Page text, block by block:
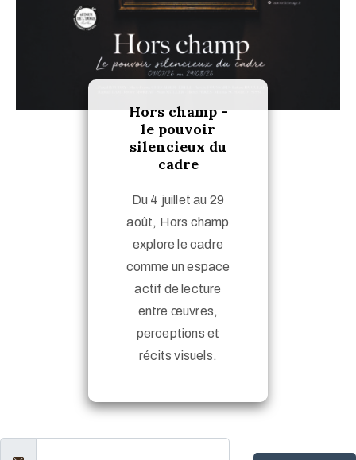
Hors champ -
le pouvoir
silencieux du
cadre
Du 4 juillet au 29
août, Hors champ
explore le cadre
comme un espace
actif de lecture
entre œuvres,
perceptions et
récits visuels.